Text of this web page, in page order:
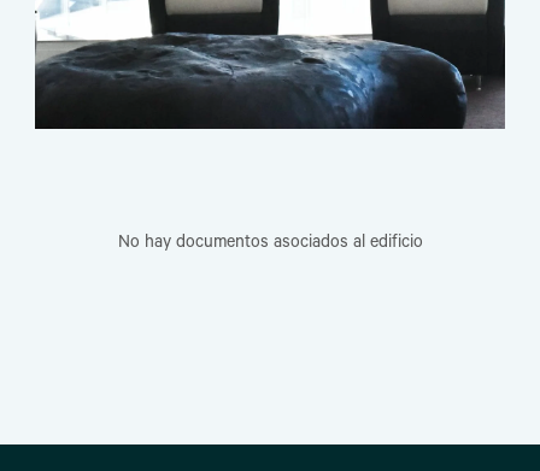
No hay documentos asociados al edificio